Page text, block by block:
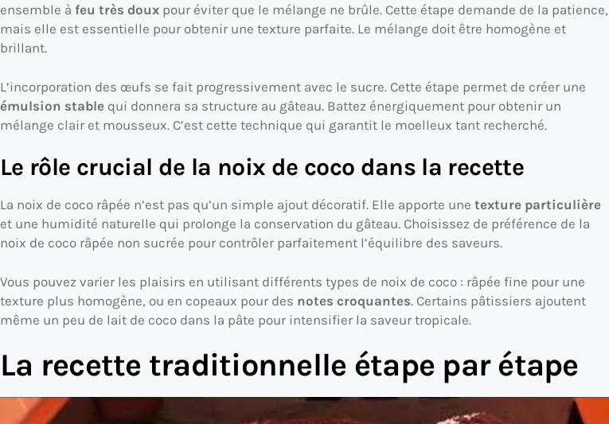
ensemble à feu très doux pour éviter que le mélange ne brûle. Cette étape demande de la patience,
mais elle est essentielle pour obtenir une texture parfaite. Le mélange doit être homogène et
brillant.
L’incorporation des œufs se fait progressivement avec le sucre. Cette étape permet de créer une
émulsion stable qui donnera sa structure au gâteau. Battez énergiquement pour obtenir un
mélange clair et mousseux. C’est cette technique qui garantit le moelleux tant recherché.
Le rôle crucial de la noix de coco dans la recette
La noix de coco râpée n’est pas qu’un simple ajout décoratif. Elle apporte une texture particulière
et une humidité naturelle qui prolonge la conservation du gâteau. Choisissez de préférence de la
noix de coco râpée non sucrée pour contrôler parfaitement l’équilibre des saveurs.
Vous pouvez varier les plaisirs en utilisant différents types de noix de coco : râpée fine pour une
texture plus homogène, ou en copeaux pour des notes croquantes. Certains pâtissiers ajoutent
même un peu de lait de coco dans la pâte pour intensifier la saveur tropicale.
La recette traditionnelle étape par étape